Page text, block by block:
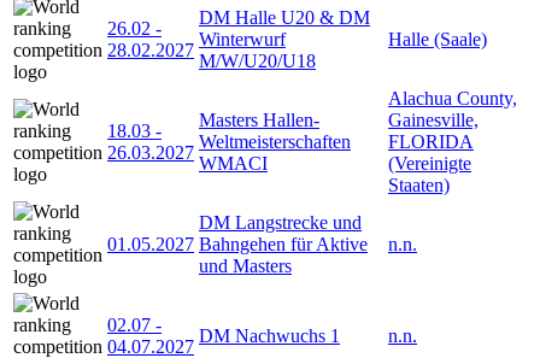
26.02 -
28.02.2027
DM Halle U20 & DM
Winterwurf
M/W/U20/U18
Halle (Saale)
18.03 -
26.03.2027
Masters Hallen-
Weltmeisterschaften
WMACI
Alachua County,
Gainesville,
FLORIDA
(Vereinigte
Staaten)
01.05.2027
DM Langstrecke und
Bahngehen für Aktive
und Masters
n.n.
02.07 -
04.07.2027
DM Nachwuchs 1 n.n.